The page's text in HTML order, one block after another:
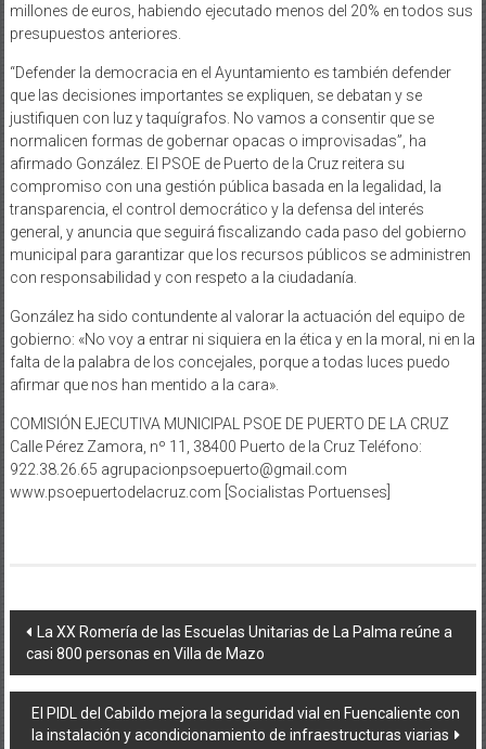
millones de euros, habiendo ejecutado menos del 20% en todos sus
presupuestos anteriores.
“Defender la democracia en el Ayuntamiento es también defender
que las decisiones importantes se expliquen, se debatan y se
justifiquen con luz y taquígrafos. No vamos a consentir que se
normalicen formas de gobernar opacas o improvisadas”, ha
afirmado González. El PSOE de Puerto de la Cruz reitera su
compromiso con una gestión pública basada en la legalidad, la
transparencia, el control democrático y la defensa del interés
general, y anuncia que seguirá fiscalizando cada paso del gobierno
municipal para garantizar que los recursos públicos se administren
con responsabilidad y con respeto a la ciudadanía.
González ha sido contundente al valorar la actuación del equipo de
gobierno: «No voy a entrar ni siquiera en la ética y en la moral, ni en la
falta de la palabra de los concejales, porque a todas luces puedo
afirmar que nos han mentido a la cara».
COMISIÓN EJECUTIVA MUNICIPAL PSOE DE PUERTO DE LA CRUZ
Calle Pérez Zamora, nº 11, 38400 Puerto de la Cruz Teléfono:
922.38.26.65 agrupacionpsoepuerto@gmail.com
www.psoepuertodelacruz.com [Socialistas Portuenses]
Navegación
de
entradas
La XX Romería de las Escuelas Unitarias de La Palma reúne a
casi 800 personas en Villa de Mazo
El PIDL del Cabildo mejora la seguridad vial en Fuencaliente con
la instalación y acondicionamiento de infraestructuras viarias